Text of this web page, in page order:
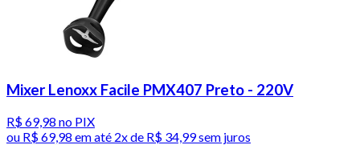
Mixer Lenoxx Facile PMX407 Preto - 220V
R$ 69,98 no PIX
ou R$ 69,98 em até 2x de R$ 34,99 sem juros